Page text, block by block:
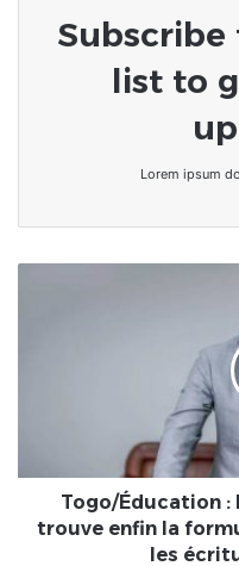
list to
Lorem ipsum
la
formule
adéquate
Togo/Éducation :
trouve enfin la
les